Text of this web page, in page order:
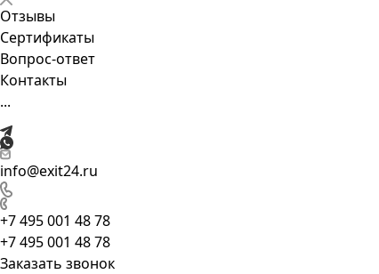
Отзывы
Сертификаты
Вопрос-ответ
Контакты
...
info@exit24.ru
+7 495 001 48 78
+7 495 001 48 78
Заказать звонок